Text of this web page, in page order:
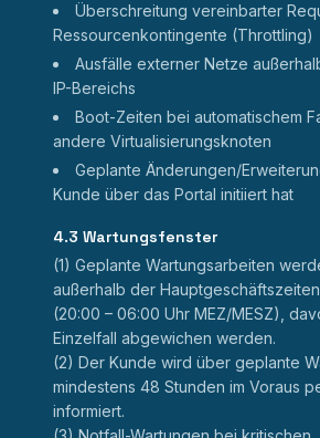
Überschreitung vereinbarter
Ressourcenkontingente (Throttling)
Ausfälle externer Netze
IP-Bereichs
Boot-Zeiten bei automatischem
andere Virtualisierungsknoten
Geplante Änderungen/
Kunde über das Portal initiiert hat
4.3 Wartungsfenster
(1) Geplante Wartungsarbeiten
außerhalb der
(20:00 – 06:00 Uhr MEZ/MESZ),
Einzelfall abgewichen werden.
(2) Der Kunde wird über geplante
mindestens 48 Stunden im Voraus
informiert.